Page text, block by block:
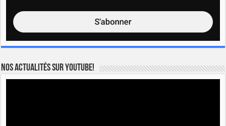
Nos actualités sur YOUTUBE!